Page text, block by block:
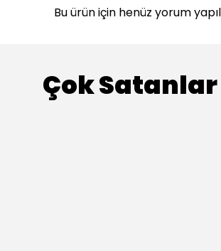
Bu ürün için henüz yorum
Çok Satanlar